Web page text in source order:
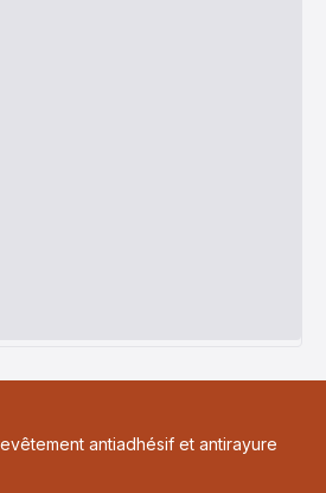
antiadhésif et antirayure